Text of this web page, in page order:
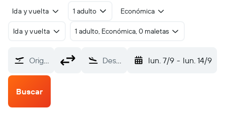
Ida y vuelta 1 adulto Económica
Ida y vuelta 1 adulto, Económica, 0 maletas
Origen Destino lun. 7/9 - lun. 14/9
Buscar